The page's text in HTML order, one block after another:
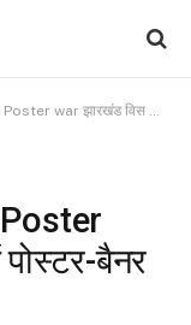
चुनाव में पोस्टर-बैनर से पटी राजधानी रांची
बैनर